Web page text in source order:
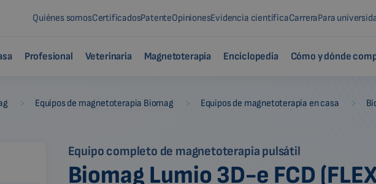
Quiénes somosCertificadosPatenteOpinionesEvidencia científicaCarreraPara
Profesional Veterinaria Magnetoterapia Enciclopedia Cómo y dónde
Equipos de magnetoterapia Biomag Equipos de magnetoterapia en casa
Equipo completo de magnetoterapia pulsátil
Biomag Lumio 3D-e FCD